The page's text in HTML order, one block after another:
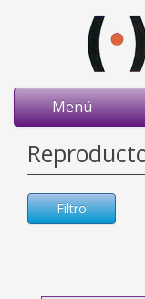
Menú
Filtro